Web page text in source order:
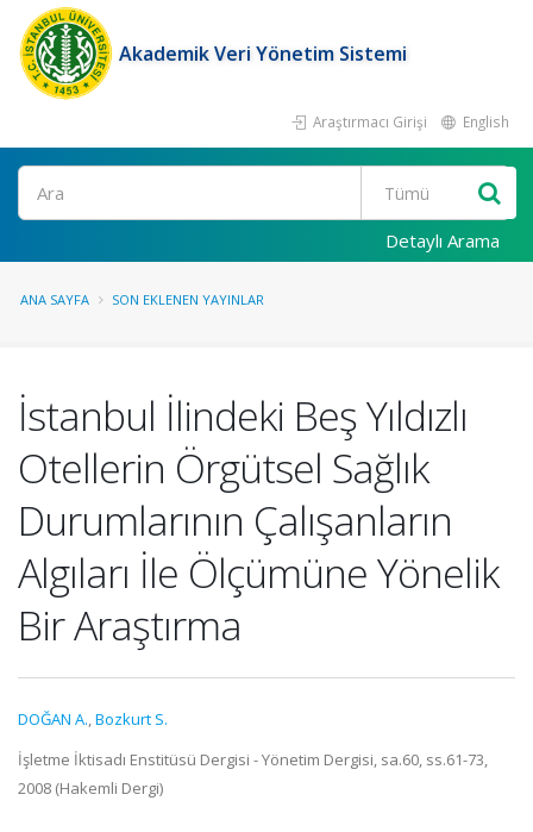
Akademik Veri Yönetim Sistemi
Araştırmacı Girişi English
Ara
Detaylı Arama
ANA SAYFA SON EKLENEN YAYINLAR
İstanbul İlindeki Beş Yıldızlı
Otellerin Örgütsel Sağlık
Durumlarının Çalışanların
Algıları İle Ölçümüne Yönelik
Bir Araştırma
DOĞAN A.,Bozkurt S.
İşletme İktisadı Enstitüsü Dergisi - Yönetim Dergisi, sa.60, ss.61-73,
2008 (Hakemli Dergi)